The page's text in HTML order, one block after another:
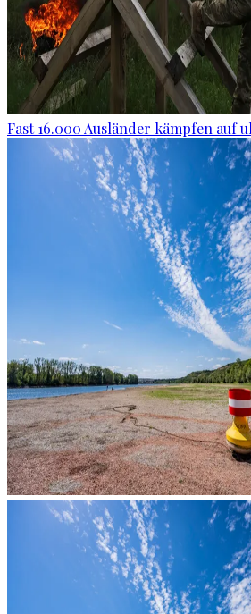
Fast 16.000 Ausländer kämpfen auf